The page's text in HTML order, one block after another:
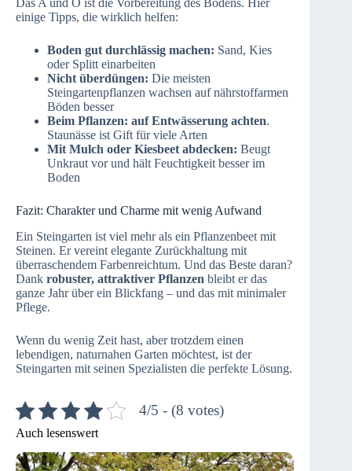
Das A und O ist die Vorbereitung des Bodens. Hier
einige Tipps, die wirklich helfen:
Boden gut durchlässig machen: Sand, Kies
oder Splitt einarbeiten
Nicht überdüngen: Die meisten
Steingartenpflanzen wachsen auf nährstoffarmen
Böden besser
Beim Pflanzen: auf Entwässerung achten.
Staunässe ist Gift für viele Arten
Mit Mulch oder Kiesbeet abdecken: Beugt
Unkraut vor und hält Feuchtigkeit besser im
Boden
Fazit: Charakter und Charme mit wenig Aufwand
Ein Steingarten ist viel mehr als ein Pflanzenbeet mit
Steinen. Er vereint elegante Zurückhaltung mit
überraschendem Farbenreichtum. Und das Beste daran?
Dank robuster, attraktiver Pflanzen bleibt er das
ganze Jahr über ein Blickfang – und das mit minimaler
Pflege.
Wenn du wenig Zeit hast, aber trotzdem einen
lebendigen, naturnahen Garten möchtest, ist der
Steingarten mit seinen Spezialisten die perfekte Lösung.
4/5 - (8 votes)
Auch lesenswert